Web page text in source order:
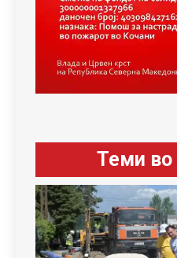
Теми во